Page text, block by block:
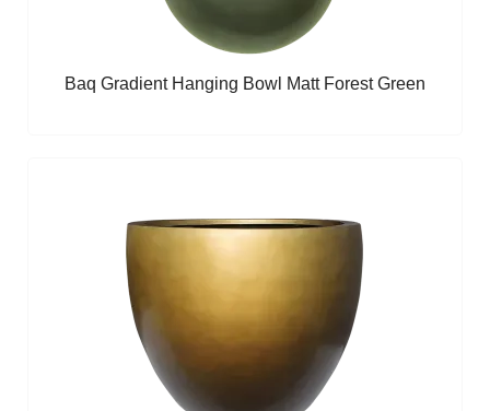
Baq Gradient Hanging Bowl Matt Forest Green